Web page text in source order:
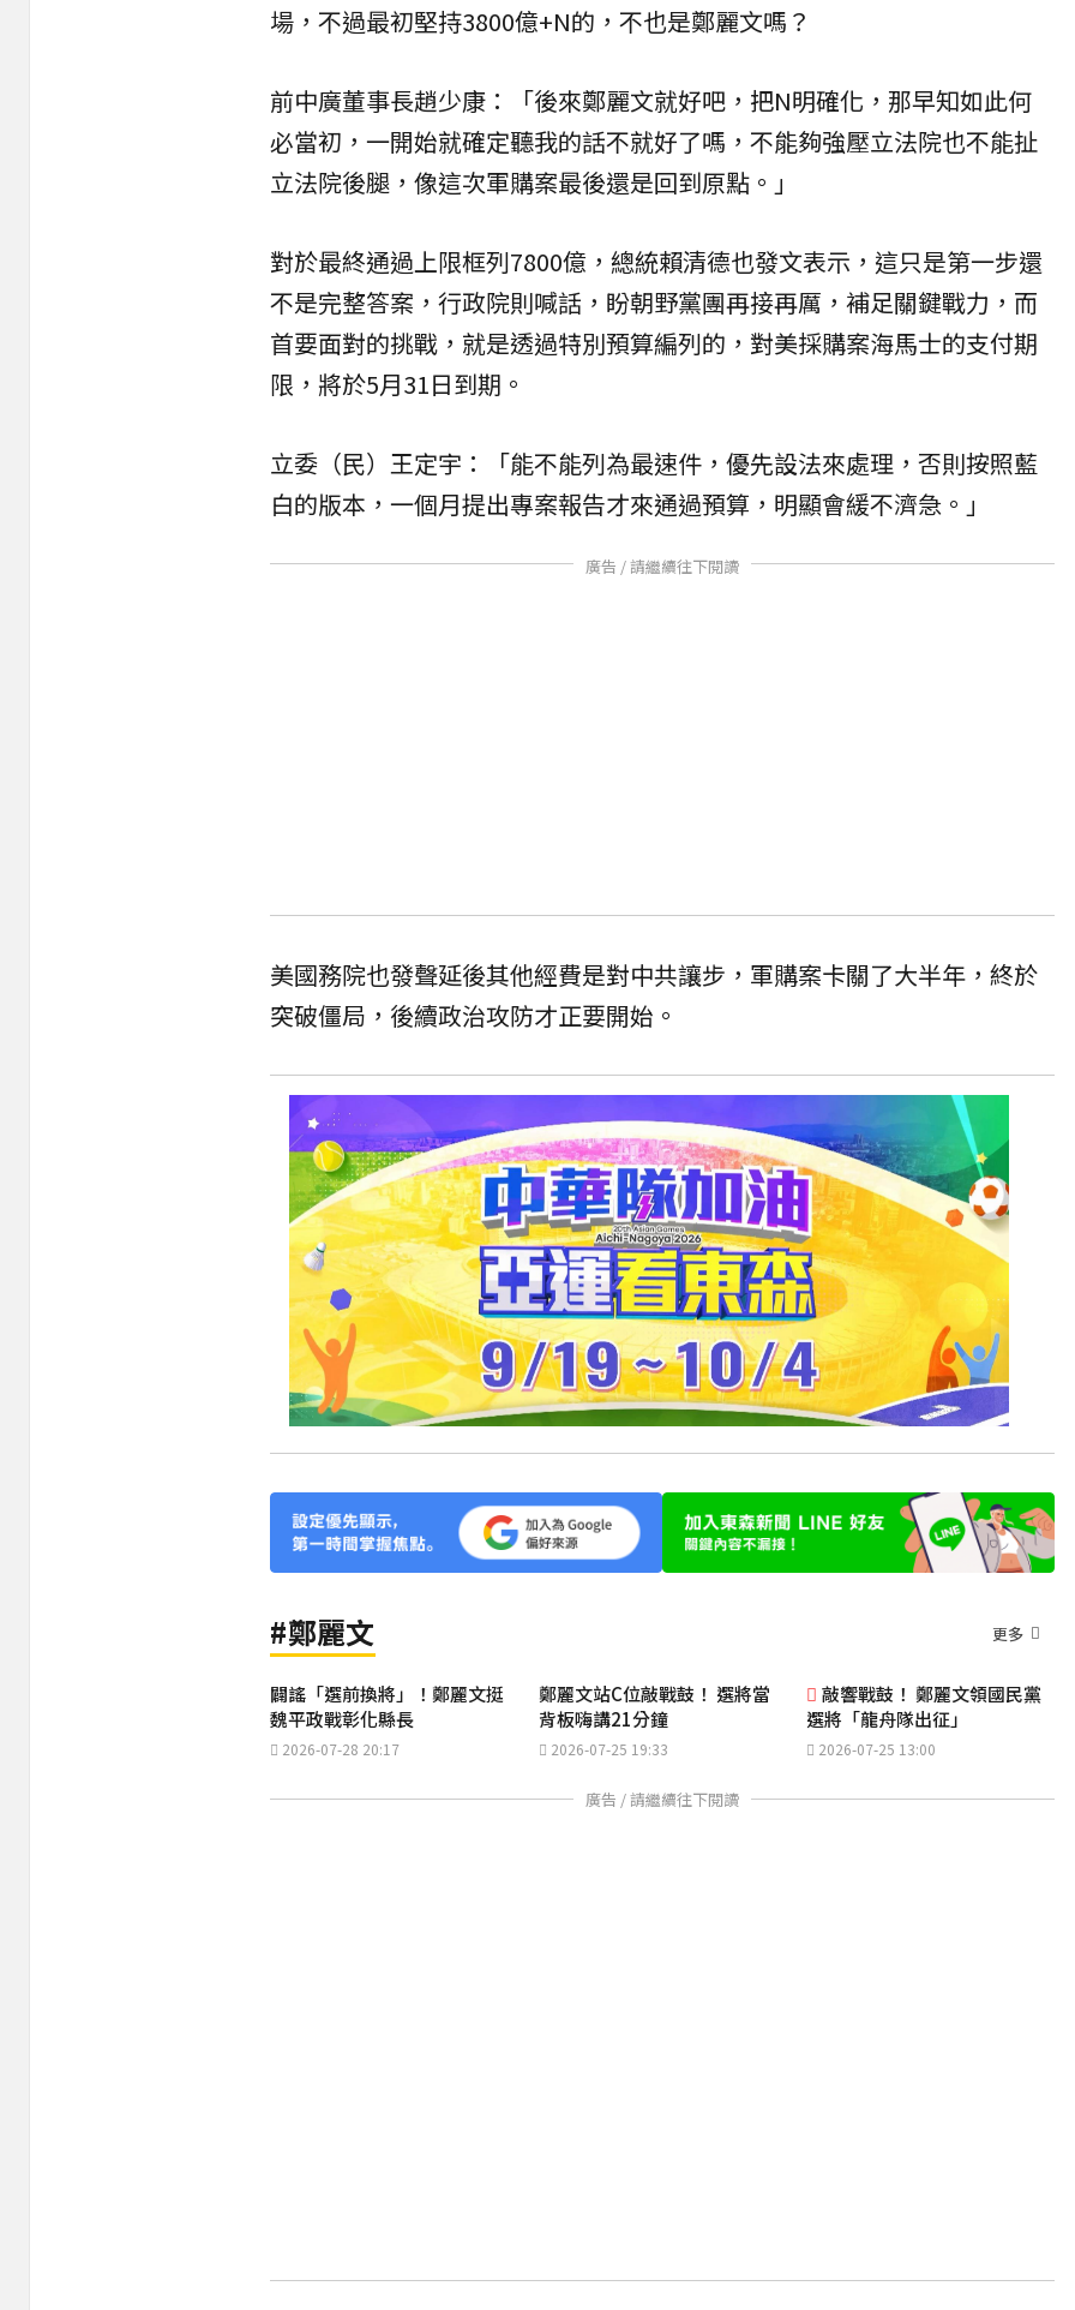
場，不過最初堅持3800億+N的，不也是鄭麗文嗎？
前中廣董事長趙少康：「後來鄭麗文就好吧，把N明確化，那早知如此何
必當初，一開始就確定聽我的話不就好了嗎，不能夠強壓立法院也不能扯
立法院後腿，像這次軍購案最後還是回到原點。」
對於最終通過上限框列7800億，總統賴清德也發文表示，這只是第一步還
不是完整答案，行政院則喊話，盼朝野黨團再接再厲，補足關鍵戰力，而
首要面對的挑戰，就是透過特別預算編列的，對美採購案海馬士的支付期
限，將於5月31日到期。
立委（民）王定宇：「能不能列為最速件，優先設法來處理，否則按照藍
白的版本，一個月提出專案報告才來通過預算，明顯會緩不濟急。」
廣告 / 請繼續往下閱讀
美國務院也發聲延後其他經費是對中共讓步，軍購案卡關了大半年，終於
突破僵局，後續政治攻防才正要開始。
#鄭麗文 更多
闢謠「選前換將」！鄭麗文挺
魏平政戰彰化縣長
2026-07-28 20:17
鄭麗文站C位敲戰鼓！ 選將當
背板嗨講21分鐘
2026-07-25 19:33
敲響戰鼓！ 鄭麗文領國民黨
選將「龍舟隊出征」
2026-07-25 13:00
廣告 / 請繼續往下閱讀